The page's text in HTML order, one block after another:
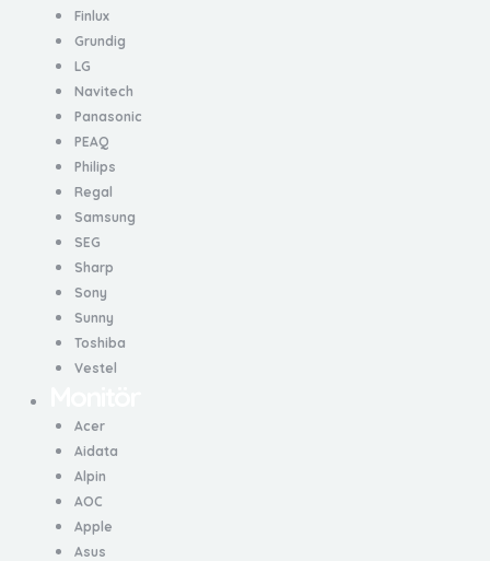
Finlux
Grundig
LG
Navitech
Panasonic
PEAQ
Philips
Regal
Samsung
SEG
Sharp
Sony
Sunny
Toshiba
Vestel
Acer
Aidata
Alpin
AOC
Apple
Asus